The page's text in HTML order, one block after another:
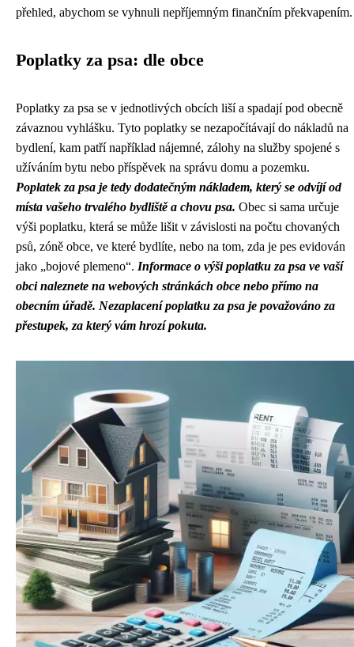
přehled, abychom se vyhnuli nepříjemným finančním překvapením.
Poplatky za psa: dle obce
Poplatky za psa se v jednotlivých obcích liší a spadají pod obecně
závaznou vyhlášku. Tyto poplatky se nezapočítávají do nákladů na
bydlení, kam patří například nájemné, zálohy na služby spojené s
užíváním bytu nebo příspěvek na správu domu a pozemku.
Poplatek za psa je tedy dodatečným nákladem, který se odvíjí od
místa vašeho trvalého bydliště a chovu psa. Obec si sama určuje
výši poplatku, která se může lišit v závislosti na počtu chovaných
psů, zóně obce, ve které bydlíte, nebo na tom, zda je pes evidován
jako „bojové plemeno“. Informace o výši poplatku za psa ve vaší
obci naleznete na webových stránkách obce nebo přímo na
obecním úřadě. Nezaplacení poplatku za psa je považováno za
přestupek, za který vám hrozí pokuta.